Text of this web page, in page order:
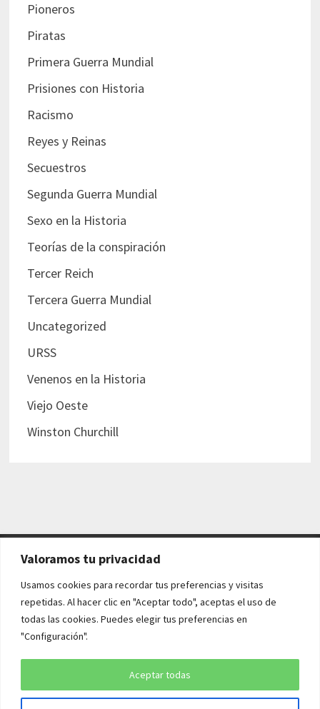
Valoramos tu privacidad
Usamos cookies para recordar tus preferencias y visitas
repetidas. Al hacer clic en "Aceptar todo", aceptas el uso de
todas las cookies. Puedes elegir tus preferencias en
"Configuración".
Aceptar todas
Pioneros
Piratas
Primera Guerra Mundial
Prisiones con Historia
Racismo
Reyes y Reinas
Secuestros
Segunda Guerra Mundial
Sexo en la Historia
Teorías de la conspiración
Tercer Reich
Tercera Guerra Mundial
Uncategorized
URSS
Venenos en la Historia
Viejo Oeste
Winston Churchill
AVISO LEGAL Y POLÍTICAS
Aviso legal
Política de cookies